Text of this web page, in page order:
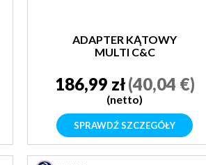
ADAPTER KĄTOWY
MULTI C&C
186,99 zł(40,04 €)
(netto)
SPRAWDŹ SZCZEGÓŁY